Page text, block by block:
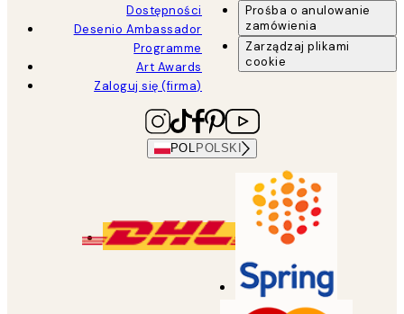
Dostępności
Desenio Ambassador
Programme
Art Awards
Zaloguj się (firma)
Prośba o anulowanie
zamówienia
Zarządzaj plikami
cookie
POL POLSKI